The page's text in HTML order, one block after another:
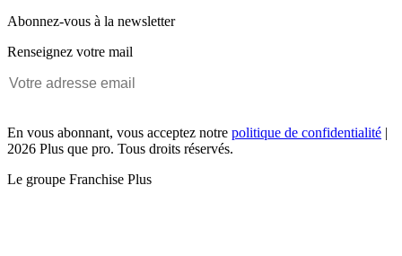
Abonnez-vous à la newsletter
Renseignez votre mail
En vous abonnant, vous acceptez notre politique de confidentialité |
2026 Plus que pro. Tous droits réservés.
Le groupe Franchise Plus